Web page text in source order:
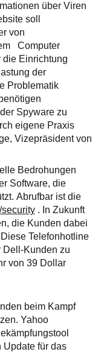
über Viren
soll
von
Computer
die Einrichtung
der
Problematik
Spyware zu
eigene Praxis
Vizepräsident von
Bedrohungen
Software, die
Abrufbar ist die
. In Zukunft
die Kunden dabei
Telefonhotline
Dell-Kunden zu
von 39 Dollar
beim Kampf
Yahoo
Update für das